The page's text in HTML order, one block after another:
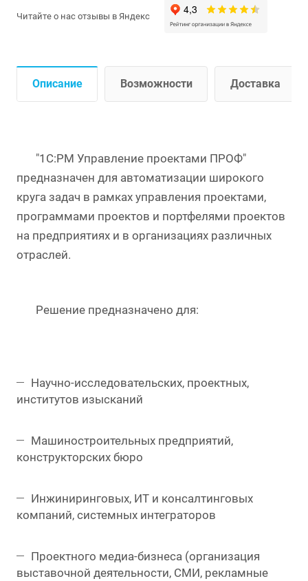
Читайте о нас отзывы в Яндекс
Описание Возможности Доставка
"1С:PM Управление проектами ПРОФ"
предназначен для автоматизации широкого
круга задач в рамках управления проектами,
программами проектов и портфелями проектов
на предприятиях и в организациях различных
отраслей.
Решение предназначено для:
Научно-исследовательских, проектных,
институтов изысканий
Машиностроительных предприятий,
конструкторских бюро
Инжиниринговых, ИТ и консалтинговых
компаний, системных интеграторов
Проектного медиа-бизнеса (организация
выставочной деятельности, СМИ, рекламные